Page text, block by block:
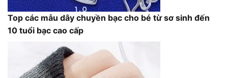
Top các mẫu dây chuyền bạc cho bé từ sơ sinh đến
10 tuổi bạc cao cấp